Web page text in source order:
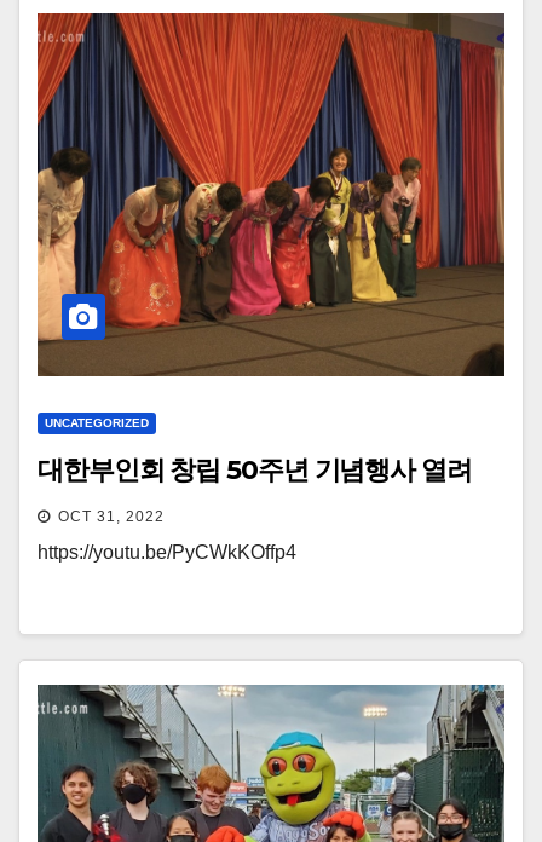
UNCATEGORIZED
대한부인회 창립 50주년 기념행사 열려
OCT 31, 2022
https://youtu.be/PyCWkKOffp4